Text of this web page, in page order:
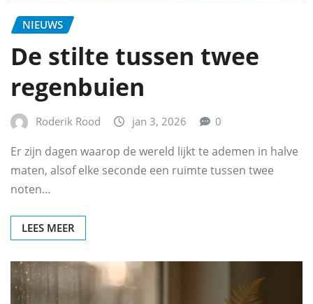
NIEUWS
De stilte tussen twee
regenbuien
Roderik Rood jan 3, 2026 0
Er zijn dagen waarop de wereld lijkt te ademen in halve
maten, alsof elke seconde een ruimte tussen twee
noten…
LEES MEER